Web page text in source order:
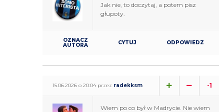
Jak nie, to doczytaj, a potem pisz
głupoty.
OZNACZ
AUTORA CYTUJ ODPOWIEDZ
15.06.2026 o 20:04 przez radekksm -1
Wiem po co był w Madrycie. Nie wiem